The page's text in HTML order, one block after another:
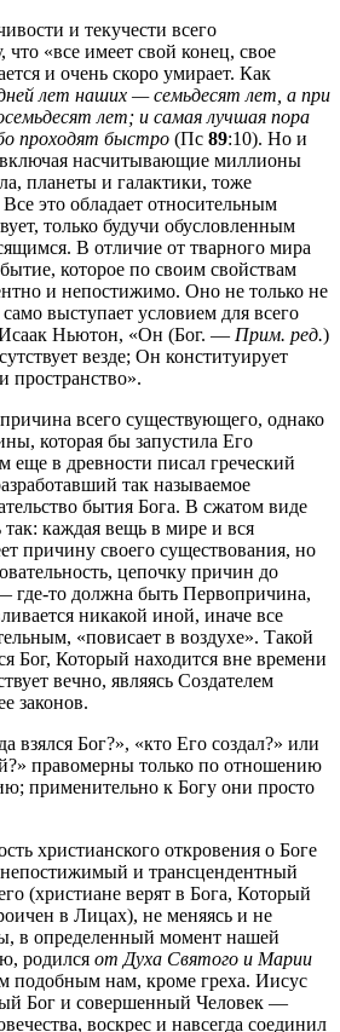
и текучести всего
«все имеет свой конец, свое
и очень скоро умирает. Как
лет наших — семьдесят лет, а при
лет; и самая лучшая пора
проходят быстро (Пс 89:10). Но и
насчитывающие миллионы
планеты и галактики, тоже
это обладает относительным
только будучи обусловленным
В отличие от тварного мира
которое по своим свойствам
и непостижимо. Оно не только не
выступает условием для всего
Исаак Ньютон, «Он (Бог. — Прим. ред.)
везде; Он конституирует
пространство».
всего существующего, однако
которая бы запустила Его
еще в древности писал греческий
так называемое
бытия Бога. В сжатом виде
каждая вещь в мире и вся
причину своего существования, но
цепочку причин до
где-то должна быть Первопричина,
никакой иной, иначе все
«повисает в воздухе». Такой
Бог, Который находится вне времени
вечно, являясь Создателем
законов.
взялся Бог?», «кто Его создал?» или
правомерны только по отношению
применительно к Богу они просто
христианского откровения о Боге
непостижимый и трансцендентный
(христиане верят в Бога, Который
в Лицах), не меняясь и не
в определенный момент нашей
родился от Духа Святого и Марии
подобным нам, кроме греха. Иисус
Бог и совершенный Человек —
воскрес и навсегда соединил